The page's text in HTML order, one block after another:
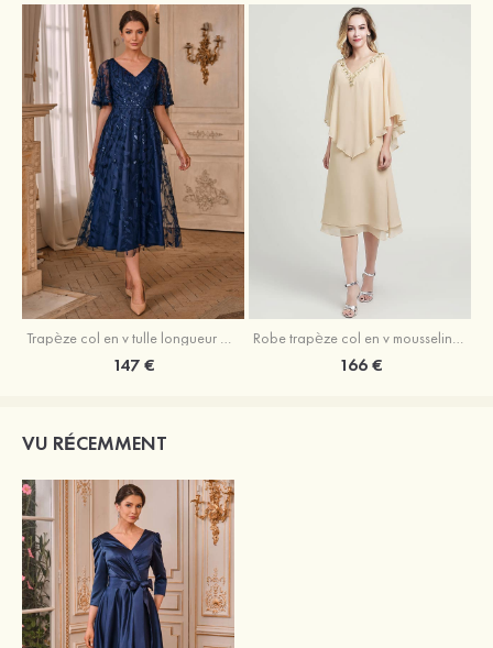
Trapèze col en v tulle longueur mollet robe de mère de la mariée avec appliqué paillettes ceinture
147 €
Robe trapèze col en v mousseline longueur mollet robe de mère de la mariée avec perle
166 €
VU RÉCEMMENT